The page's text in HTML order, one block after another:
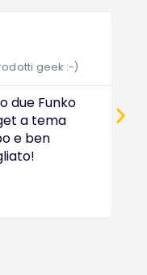
geek :-)
due Funko
a tema
e ben